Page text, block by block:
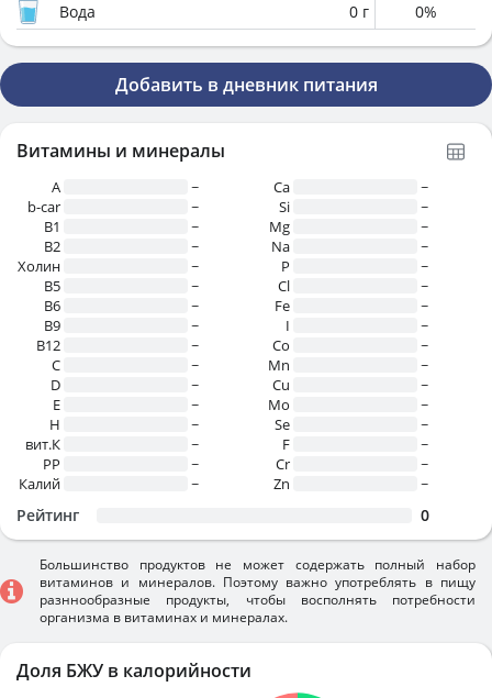
Вода
0 г 0%
Добавить в дневник питания
Витамины и минералы
A
~
b-car
~
В1
~
B2
~
Холин
~
B5
~
B6
~
B9
~
B12
~
C
~
D
~
E
~
H
~
вит.К
~
PP
~
Калий
~
Ca
~
Si
~
Mg
~
Na
~
P
~
Cl
~
Fe
~
I
~
Co
~
Mn
~
Cu
~
Mo
~
Se
~
F
~
Cr
~
Zn
~
Рейтинг 0
Большинство продуктов не может содержать полный набор
витаминов и минералов. Поэтому важно употреблять в пищу
разннообразные продукты, чтобы восполнять потребности
организма в витаминах и минералах.
Доля БЖУ в калорийности